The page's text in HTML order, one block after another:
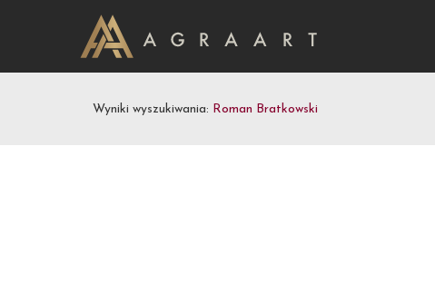
Wyniki wyszukiwania: Roman Bratkowski